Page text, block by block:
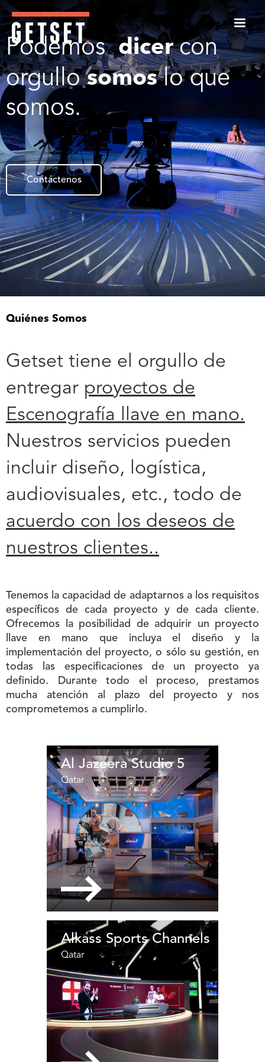
Podemosdicercon
orgullosomoslo que
somos.
Contáctenos
Quiénes Somos
Getset tiene el orgullo de
entregar proyectos de
Escenografía llave en mano.
Nuestros servicios pueden
incluir diseño, logística,
audiovisuales, etc., todo de
acuerdo con los deseos de
nuestros clientes..
Tenemos la capacidad de adaptarnos a los requisitos
específicos de cada proyecto y de cada cliente.
Ofrecemos la posibilidad de adquirir un proyecto
llave en mano que incluya el diseño y la
implementación del proyecto, o sólo su gestión, en
todas las especificaciones de un proyecto ya
definido. Durante todo el proceso, prestamos
mucha atención al plazo del proyecto y nos
comprometemos a cumplirlo.
Al Jazeera Studio 5
Qatar
Alkass Sports Channels
Qatar